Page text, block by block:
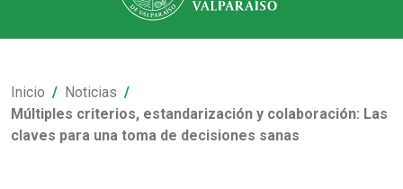
Inicio
Noticias
Múltiples criterios, estandarización y colaboración: Las
claves para una toma de decisiones sanas